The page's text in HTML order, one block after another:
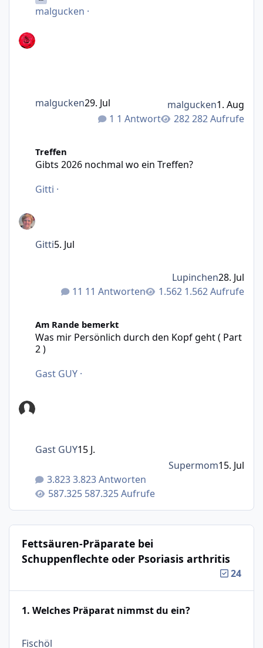
malgucken ·
1 Antwort 282 Aufrufe
malgucken29. Jul malgucken1. Aug
Treffen
Gibts 2026 nochmal wo ein Treffen?
Gitti ·
11 Antworten 1.562 Aufrufe
Gitti5. Jul
Lupinchen28. Jul
Am Rande bemerkt
Was mir Persönlich durch den Kopf geht ( Part
2 )
Gast GUY ·
3.823 Antworten
587.325 Aufrufe
Gast GUY15 J.
Supermom15. Jul
Fettsäuren-Präparate bei
Schuppenflechte oder Psoriasis arthritis
24
1. Welches Präparat nimmst du ein?
Fischöl: 18%